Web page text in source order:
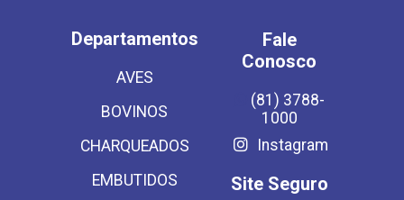
Departamentos
AVES
BOVINOS
CHARQUEADOS
EMBUTIDOS
Fale
Conosco
(81) 3788-
1000
Instagram
Site Seguro